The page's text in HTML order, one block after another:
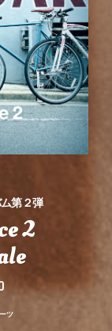
第２弾
2
ツ